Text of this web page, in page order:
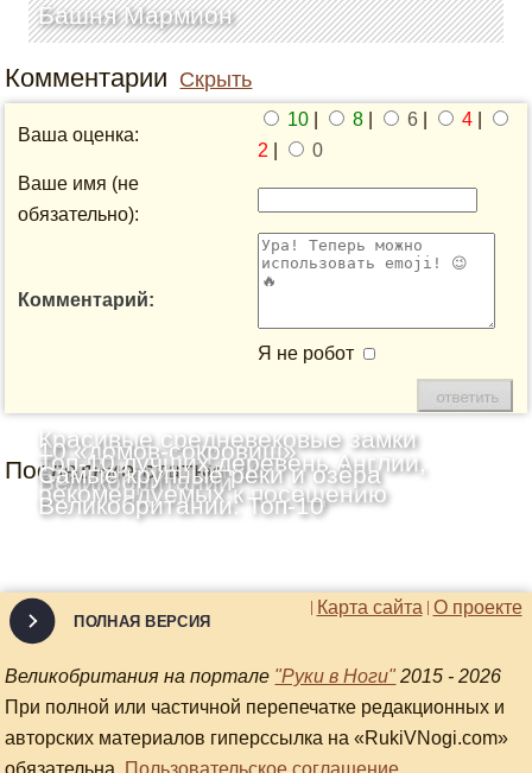
Башня Мармион
Комментарии Скрыть
Ваша оценка:
10 8 6 4
2
0
Ваше имя (не
обязательно):
Комментарий:
Я не робот
Последние статьи
Красивые средневековые замки
Шотландии: Топ-10
10 «домов-сокровищ»
Великобритании
Топ-10 лучших деревень Англии,
рекомендуемых к посещению
Самые крупные реки и озёра
Великобритании: Топ-10
О проекте
Карта сайта
ПОЛНАЯ ВЕРСИЯ
Великобритания на портале "Руки в Ноги" 2015 - 2026
При полной или частичной перепечатке редакционных и
авторских материалов гиперссылка на «RukiVNogi.com»
обязательна. Пользовательское соглашение